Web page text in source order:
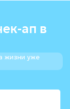
ап в
жизни уже